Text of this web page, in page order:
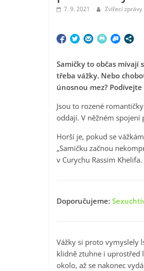
7. 9. 2021 Zvířecí zprávy
Samičky to občas mívají
třeba vážky. Nebo
únosnou mez? Podívejte
Jsou to rozené
oddají. V něžném
Horší je, pokud se
„Samičku začnou
v Curychu Rassim Khelifa.
Doporučujeme:
Vážky si proto vymyslely
klidně ztuhne i uprostřed
okolo, až se nakonec